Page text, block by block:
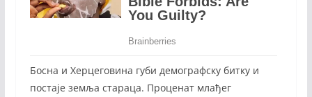
Босна и Херцеговина губи демографску битку и
постаје земља стараца. Проценат млађег